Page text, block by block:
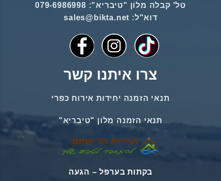
טל' קבלה מלון "טיבריא": 079-6986998
דוא"ל: sales@bikta.net
צרו איתנו קשר
תנאי הזמנה יחידות אירוח כפרי
תנאי הזמנה מלון "טיבריא"
בקתות בערפל– הגעה